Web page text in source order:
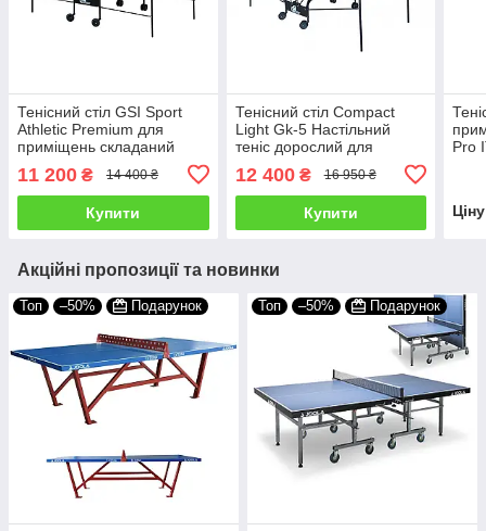
Тенісний стіл GSI Sport
Athletic Premium для
приміщень складаний
11 200 ₴ 14 400 ₴
Купити
Тенісний стіл Compact
Light Gk-5 Настільний
теніс дорослий для
понг складаний Синій
12 400₴ 16 950 ₴
Купити
Pro
Акційні пропозиції та новинки
Топ –50% Подарунок Топ –50% Подарунок